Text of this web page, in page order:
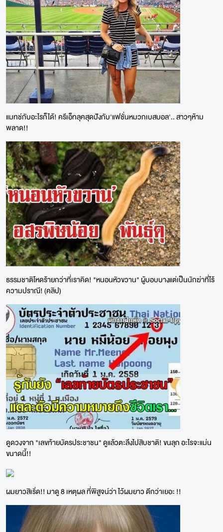
แมทช์กับอะไรก็ได้! ครีเอ็ทลุคสุดปังกับ'แฟชั่นหมวกเบสบอล'.. สาวๆห้าม
พลาด!!
ธรรมชาติโหดร้ายกว่าที่เราคิด! "หนอนหัวขวาน" ผู้บอบบางแต่เป็นนักฆ่าที่ไร้
ความปราณี! (คลิป)
ดูดวงจาก "เลขท้ายบัตรประชาชน" ดูแล้วตะลึงไปสิบชาติ! ขนลุก อะไรจะแม่น
ขนาดนี้!!
ผมยาวสิเริ่ด!! มาดู 8 เหตุผล ที่พิสูจน์ว่า ไว้ผมยาว ดีกว่าเยอะ !!